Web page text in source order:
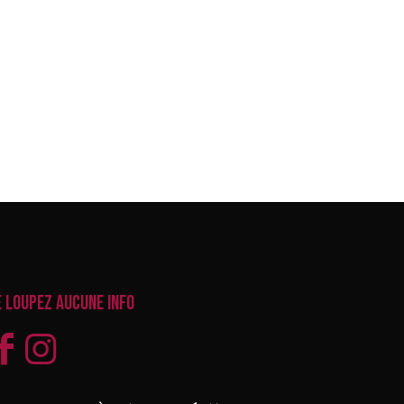
loupez aucune info